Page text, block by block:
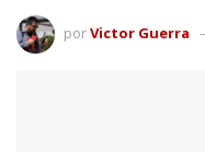
porVictor Guerra